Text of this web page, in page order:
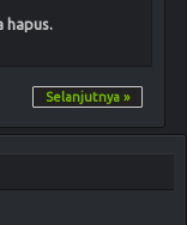
hapus.
Selanjutnya »